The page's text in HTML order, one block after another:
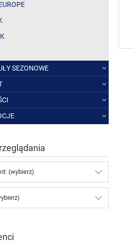
SEZONOWE
(wybierz)